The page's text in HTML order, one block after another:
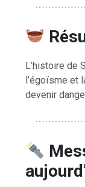
L’histoire de
l’égoïsme et
devenir